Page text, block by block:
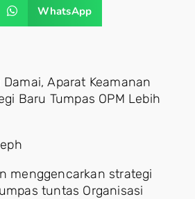
WhatsApp
Aparat Keamanan
Baru Tumpas OPM Lebih
menggencarkan strategi
tuntas Organisasi